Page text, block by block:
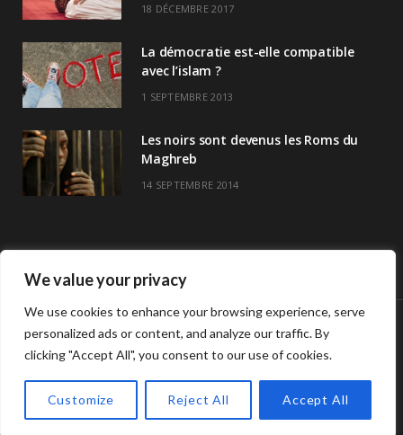
We value your privacy
We use cookies to enhance your browsing experience, serve
personalized ads or content, and analyze our traffic. By
clicking "Accept All", you consent to our use of cookies.
Customize Reject All Accept All
18 DÉCEMBRE 2017
La démocratie est-elle compatible
avec l’islam ?
1 SEPTEMBRE 2013
Les noirs sont devenus les Roms du
Maghreb
14 SEPTEMBRE 2014
© Copyright Havre De Savoir 2024
L’association Horaires de prières >> Contact L’association Havre de savoir
TOP